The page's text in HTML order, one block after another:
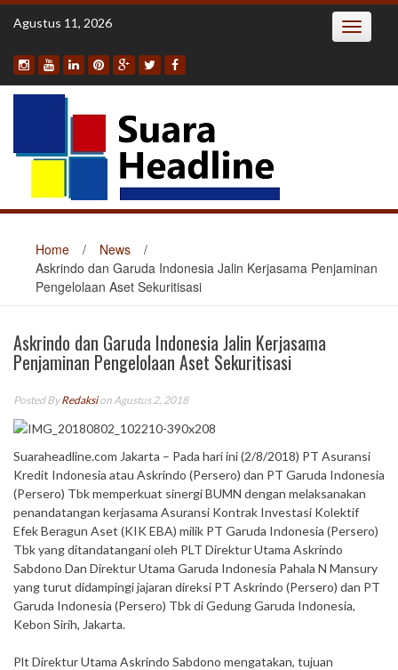
Skip
Agustus 11, 2026 Toggle
Home / News
/
Askrindo dan Garuda Indonesia Jalin Kerjasama Penjaminan
Pengelolaan Aset Sekuritisasi
Askrindo dan Garuda Indonesia Jalin Kerjasama
Penjaminan Pengelolaan Aset Sekuritisasi
Posted ByRedaksion Agustus 2, 2018
Suaraheadline.com Jakarta – Pada hari ini (2/8/2018) PT Asuransi
Kredit Indonesia atau Askrindo (Persero) dan PT Garuda Indonesia
(Persero) Tbk memperkuat sinergi BUMN dengan melaksanakan
penandatangan kerjasama Asuransi Kontrak Investasi Kolektif
Efek Beragun Aset (KIK EBA) milik PT Garuda Indonesia (Persero)
Tbk yang ditandatangani oleh PLT Direktur Utama Askrindo
Sabdono Dan Direktur Utama Garuda Indonesia Pahala N Mansury
yang turut didampingi jajaran direksi PT Askrindo (Persero) dan PT
Garuda Indonesia (Persero) Tbk di Gedung Garuda Indonesia,
Kebon Sirih, Jakarta.
Plt Direktur Utama Askrindo Sabdono mengatakan, tujuan